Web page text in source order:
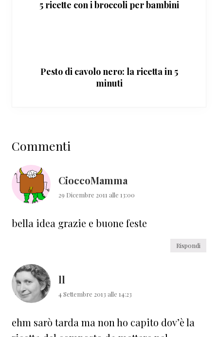
5 ricette con i broccoli per bambini
Pesto di cavolo nero: la ricetta in 5
minuti
del
lettore
Commenti
CioccoMamma
29 Dicembre 2011 alle 13:00
bella idea grazie e buone feste
Rispondi
ll
4 Settembre 2013 alle 14:23
ehm sarò tarda ma non ho capito dov’è la